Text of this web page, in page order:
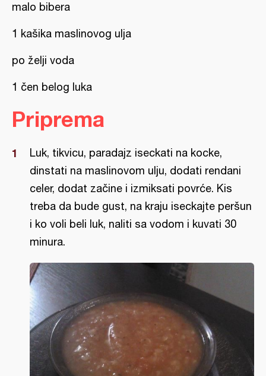
malo bibera
1 kašika maslinovog ulja
po želji voda
1 čen belog luka
Priprema
Luk, tikvicu, paradajz iseckati na kocke,
dinstati na maslinovom ulju, dodati rendani
celer, dodat začine i izmiksati povrće. Kis
treba da bude gust, na kraju iseckajte peršun
i ko voli beli luk, naliti sa vodom i kuvati 30
minura.